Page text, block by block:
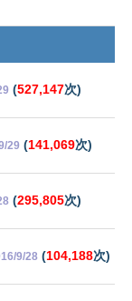
(527,147次)
29 (141,069次)
(295,805次)
9/28 (104,188次)